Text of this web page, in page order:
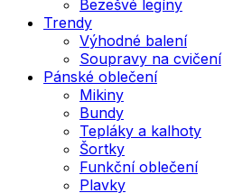
Bezešvé legíny
Trendy
Výhodné balení
Soupravy na cvičení
Pánské oblečení
Mikiny
Bundy
Tepláky a kalhoty
Šortky
Funkční oblečení
Plavky